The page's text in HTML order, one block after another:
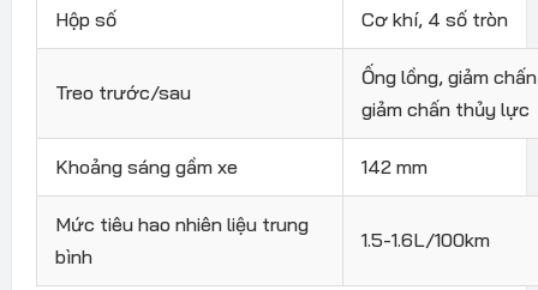
Hộp số Cơ khí, 4 số tròn
Treo trước/sau
Ống lồng, giảm
giảm chấn thủy lực
Khoảng sáng gầm xe 142 mm
Mức tiêu hao nhiên liệu trung
bình
1.5-1.6L/100km